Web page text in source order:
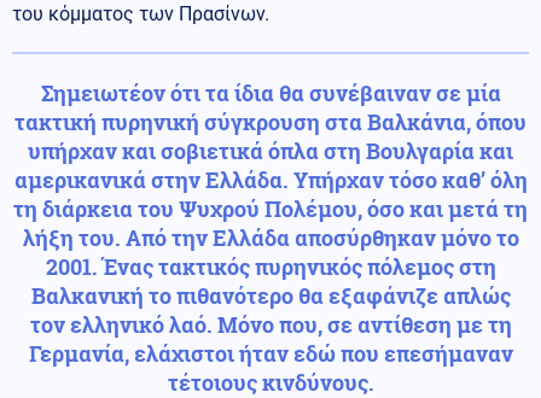
του κόμματος των Πρασίνων.
Σημειωτέον ότι τα ίδια θα συνέβαιναν σε μία
τακτική πυρηνική σύγκρουση στα Βαλκάνια, όπου
υπήρχαν και σοβιετικά όπλα στη Βουλγαρία και
αμερικανικά στην Ελλάδα. Υπήρχαν τόσο καθ’ όλη
τη διάρκεια του Ψυχρού Πολέμου, όσο και μετά τη
λήξη του. Από την Ελλάδα αποσύρθηκαν μόνο το
2001. Ένας τακτικός πυρηνικός πόλεμος στη
Βαλκανική το πιθανότερο θα εξαφάνιζε απλώς
τον ελληνικό λαό. Μόνο που, σε αντίθεση με τη
Γερμανία, ελάχιστοι ήταν εδώ που επεσήμαναν
τέτοιους κινδύνους.